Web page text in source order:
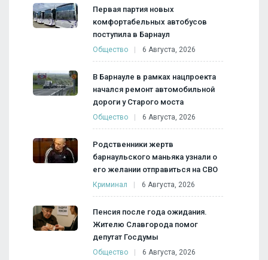
Первая партия новых
комфортабельных автобусов
поступила в Барнаул
Общество 6 Августа, 2026
В Барнауле в рамках нацпроекта
начался ремонт автомобильной
дороги у Старого моста
Общество 6 Августа, 2026
Родственники жертв
барнаульского маньяка узнали о
его желании отправиться на СВО
Криминал 6 Августа, 2026
Пенсия после года ожидания.
Жителю Славгорода помог
депутат Госдумы
Общество 6 Августа, 2026